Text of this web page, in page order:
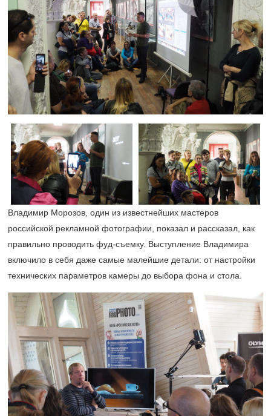
Владимир Морозов, один из известнейших мастеров
российской рекламной фотографии, показал и рассказал, как
правильно проводить фуд-съемку. Выступление Владимира
включило в себя даже самые малейшие детали: от настройки
технических параметров камеры до выбора фона и стола.